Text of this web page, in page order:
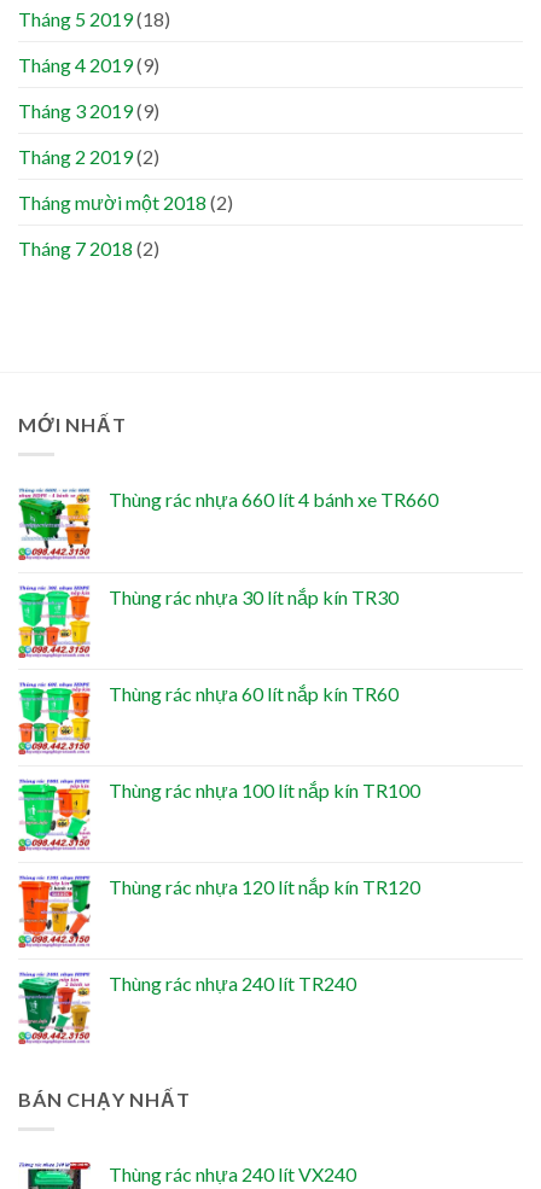
Tháng 5 2019(18)
Tháng 4 2019(9)
Tháng 3 2019(9)
Tháng 2 2019(2)
Tháng mười một 2018 (2)
Tháng 7 2018 (2)
MỚI NHẤT
Thùng rác nhựa 660 lít 4 bánh xe TR660
Thùng rác nhựa 30 lít nắp kín TR30
Thùng rác nhựa 60 lít nắp kín TR60
Thùng rác nhựa 100 lít nắp kín TR100
Thùng rác nhựa 120 lít nắp kín TR120
Thùng rác nhựa 240 lít TR240
BÁN CHẠY NHẤT
Thùng rác nhựa 240 lít VX240